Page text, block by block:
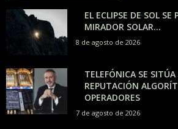
EL ECLIPSE DE SOL SE
MIRADOR SOLAR...
8 de agosto de 2026
TELEFÓNICA SE
REPUTACIÓN
OPERADORES
7 de agosto de 2026